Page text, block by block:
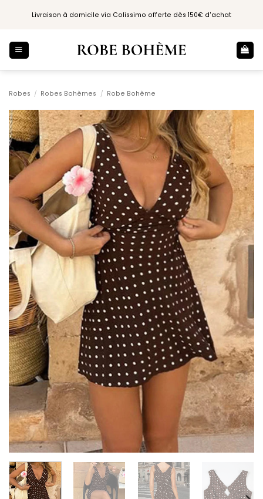
Livraison à domicile via Colissimo offerte dès 150€ d'achat
Robes / Robes Bohèmes / Robe Bohème